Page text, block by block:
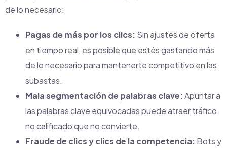
de lo necesario:
Pagas de más por los clics: Sin ajustes de oferta
en tiempo real, es posible que estés gastando más
de lo necesario para mantenerte competitivo en las
subastas.
Mala segmentación de palabras clave:Apuntar a
las palabras clave equivocadas puede atraer tráfico
no calificado que no convierte.
Fraude de clics y clics de la competencia: Bots y